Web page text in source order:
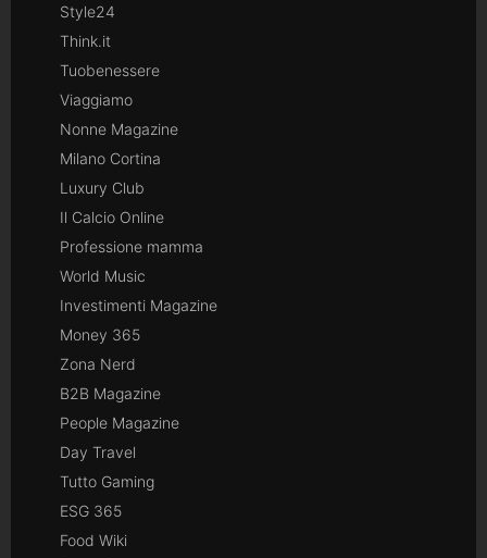
Style24
Think.it
Tuobenessere
Viaggiamo
Nonne Magazine
Milano Cortina
Luxury Club
Il Calcio Online
Professione mamma
World Music
Investimenti Magazine
Money 365
Zona Nerd
B2B Magazine
People Magazine
Day Travel
Tutto Gaming
ESG 365
Food Wiki